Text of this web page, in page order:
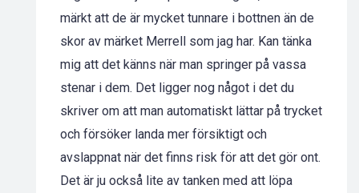
märkt att de är mycket tunnare i bottnen än de
skor av märket Merrell som jag har. Kan tänka
mig att det känns när man springer på vassa
stenar i dem. Det ligger nog något i det du
skriver om att man automatiskt lättar på trycket
och försöker landa mer försiktigt och
avslappnat när det finns risk för att det gör ont.
Det är ju också lite av tanken med att löpa